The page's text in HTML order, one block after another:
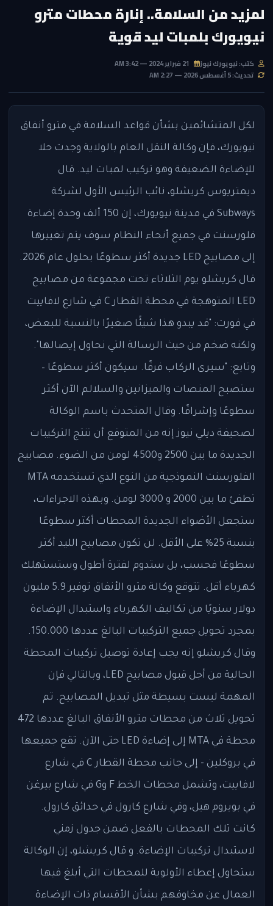
لمزيد من السلامة.. إنارة محطات مترو
نيويورك بلمبات ليد قوية
كتب: نيويورك نيوز
تحديث: 5 أغسطس 2026 — 2:27 AM
لكل المتشائمين بشأن قواعد السلامة في مترو أنفاق
نيويورك، فإن وكالة النقل العام بالولاية وجدت حلا
للإضاءة الضعيفة وهو تركيب لمبات ليد. قال
ديمتريوس كريشلو، نائب الرئيس الأول لشركة
Subways في مدينة نيويورك، إن 150 ألف وحدة إضاءة
فلورسنت في جميع أنحاء النظام سوف يتم تغييرها
إلى مصابيح LED جديدة أكثر سطوعًا بحلول عام 2026.
قال كريشلو يوم الثلاثاء تحت مجموعة من مصابيح
LED المتوهجة في محطة القطار C في شارع لافاييت
في فورت: "قد يبدو هذا شيئًا صغيرًا بالنسبة للبعض،
ولكنه ضخم من حيث الرسالة التي نحاول إيصالها".
وتابع: "سيرى الركاب فرقًا. سيكون أكثر سطوعًا –
ستصبح المنصات والميزانين والسلالم الآن أكثر
سطوعًا وإشراقًا. وقال المتحدث باسم الوكالة
لصحيفة ديلي نيوز إنه من المتوقع أن تنتج التركيبات
الجديدة ما بين 2500 و4500 لومن من الضوء. مصابيح
الفلورسنت النموذجية من النوع الذي تستخدمه MTA
تطفئ ما بين 2000 و 3000 لومن. وبهذه الاجراءات،
ستجعل الأضواء الجديدة المحطات أكثر سطوعًا
بنسبة 25% على الأقل. لن تكون مصابيح الليد أكثر
سطوعًا فحسب، بل ستدوم لفترة أطول وستستهلك
كهرباء أقل. تتوقع وكالة مترو الأنفاق توفير 5.9 مليون
دولار سنويًا من تكاليف الكهرباء واستبدال الإضاءة
بمجرد تحويل جميع التركيبات البالغ عددها 150.000.
وقال كريشلو إنه يجب إعادة توصيل تركيبات المحطة
الحالية من أجل قبول مصابيح LED، وبالتالي فإن
المهمة ليست بسيطة مثل تبديل المصابيح. تم
تحويل ثلاث من محطات مترو الأنفاق البالغ عددها 472
محطة في MTA إلى إضاءة LED حتى الآن. تقع جميعها
في بروكلين - إلى جانب محطة القطار C في شارع
لافاييت، وتشمل محطات الخط F وG في شارع بيرغن
في بويروم هيل، وفي شارع كارول في حدائق كارول.
كانت تلك المحطات بالفعل ضمن جدول زمني
لاستبدال تركيبات الإضاءة. و قال كريشلو، إن الوكالة
ستحاول إعطاء الأولوية للمحطات التي أبلغ فيها
العمال عن مخاوفهم بشأن الأقسام ذات الإضاءة